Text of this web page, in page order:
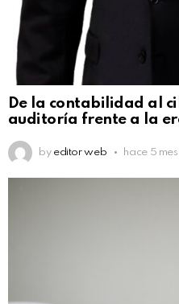
De la contabilidad al
auditoría frente a la
by editor web hace 5